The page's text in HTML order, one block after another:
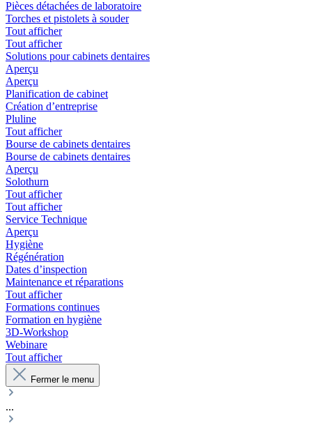
Pièces détachées de laboratoire
Torches et pistolets à souder
Tout afficher
Tout afficher
Solutions pour cabinets dentaires
Aperçu
Aperçu
Planification de cabinet
Création d’entreprise
Pluline
Tout afficher
Bourse de cabinets dentaires
Bourse de cabinets dentaires
Aperçu
Solothurn
Tout afficher
Tout afficher
Service Technique
Aperçu
Hygiène
Régénération
Dates d’inspection
Maintenance et réparations
Tout afficher
Formations continues
Formation en hygiène
3D-Workshop
Webinare
Tout afficher
Fermer le menu
...